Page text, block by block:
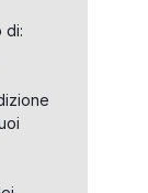
di: